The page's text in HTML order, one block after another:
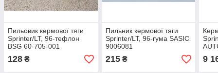
Пильовик кермової тяги
Sprinter/LT, 96-тефлон
BSG 60-705-001
128 ₴
Пильник кермової тяги
Sprinter/LT, 96-гума SASIC
9006081
215₴ 9